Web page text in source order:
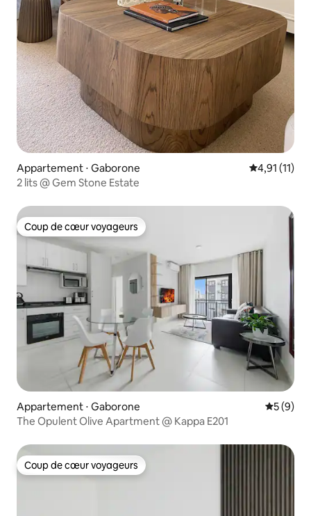
Appartement ⋅ Gaborone Évaluation
4,91 (11)
2 lits @ Gem Stone Estate
Coup de cœur voyageurs
Coup de cœur voyageurs
Appartement ⋅ Gaborone
5 (9)
The Opulent Olive Apartment @ Kappa E201
Coup de cœur voyageurs
Coup de cœur voyageurs